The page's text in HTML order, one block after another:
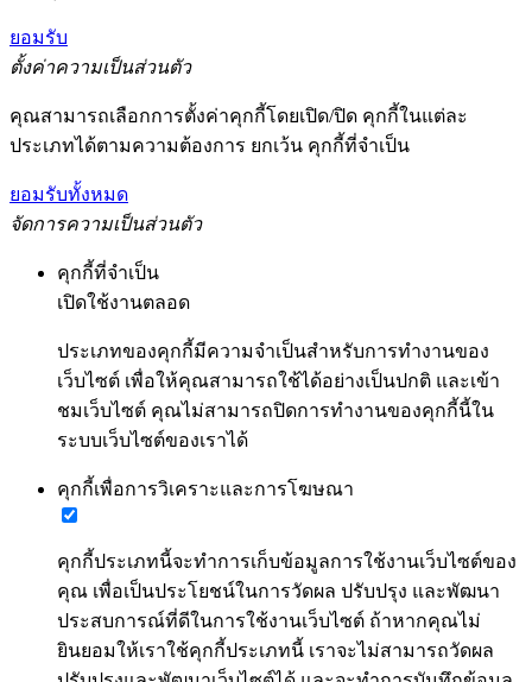
ยอมรับ
ตั้งค่าความเป็นส่วนตัว
คุณสามารถเลือกการตั้งค่าคุกกี้โดยเปิด/ปิด คุกกี้ในแต่ละ
ประเภทได้ตามความต้องการ ยกเว้น คุกกี้ที่จำเป็น
ยอมรับทั้งหมด
จัดการความเป็นส่วนตัว
คุกกี้ที่จำเป็น
เปิดใช้งานตลอด
ประเภทของคุกกี้มีความจำเป็นสำหรับการทำงานของ
เว็บไซต์ เพื่อให้คุณสามารถใช้ได้อย่างเป็นปกติ และเข้า
ชมเว็บไซต์ คุณไม่สามารถปิดการทำงานของคุกกี้นี้ใน
ระบบเว็บไซต์ของเราได้
คุกกี้เพื่อการวิเคราะและการโฆษณา
คุกกี้ประเภทนี้จะทำการเก็บข้อมูลการใช้งานเว็บไซต์ของ
คุณ เพื่อเป็นประโยชน์ในการวัดผล ปรับปรุง และพัฒนา
ประสบการณ์ที่ดีในการใช้งานเว็บไซต์ ถ้าหากคุณไม่
ยินยอมให้เราใช้คุกกี้ประเภทนี้ เราจะไม่สามารถวัดผล